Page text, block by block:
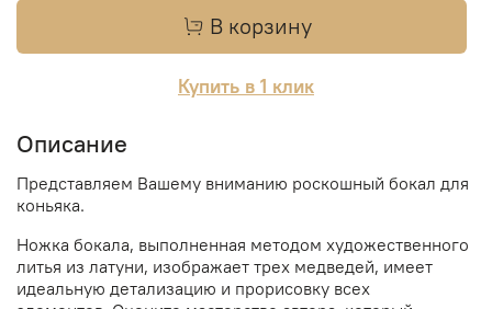
В корзину
Купить в 1 клик
Описание
Представляем Вашему вниманию роскошный бокал для
коньяка.
Ножка бокала, выполненная методом художественного
литья из латуни, изображает трех медведей, имеет
идеальную детализацию и прорисовку всех